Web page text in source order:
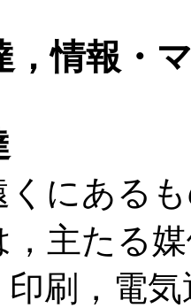
，情報・
にある
，主たる
刷，電